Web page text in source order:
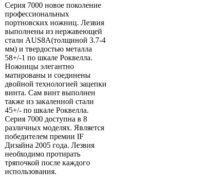
Серия 7000 новое поколение
профессиональных
портновских ножниц. Лезвия
выполнены из нержавеющей
стали AUS8A(толщиной 3.7-4
мм) и твердостью металла
58+/-1 по шкале Роквелла.
Ножницы элегантно
матированы и соединены
двойной технологией зацепки
винта. Сам винт выполнен
также из закаленной стали
45+/- по шкале Роквелла.
Серия 7000 доступна в 8
различных моделях. Является
победителем премии IF
Дизайна 2005 года. Лезвия
необходимо протирать
тряпочкой после каждого
использования.